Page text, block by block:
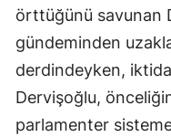
örttüğünü savunan
gündeminden
derdindeyken,
Dervişoğlu,
parlamenter